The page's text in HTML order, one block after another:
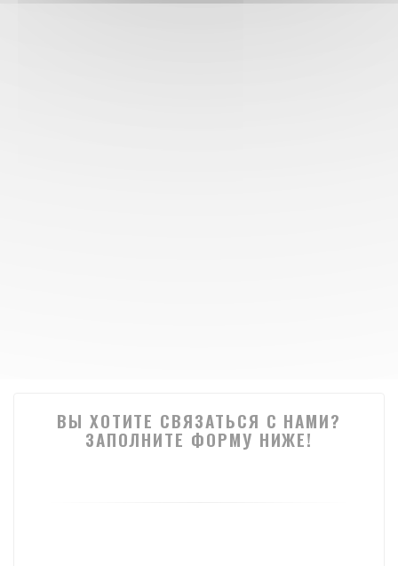
ВЫ ХОТИТЕ СВЯЗАТЬСЯ С НАМИ?
ЗАПОЛНИТЕ ФОРМУ НИЖЕ!